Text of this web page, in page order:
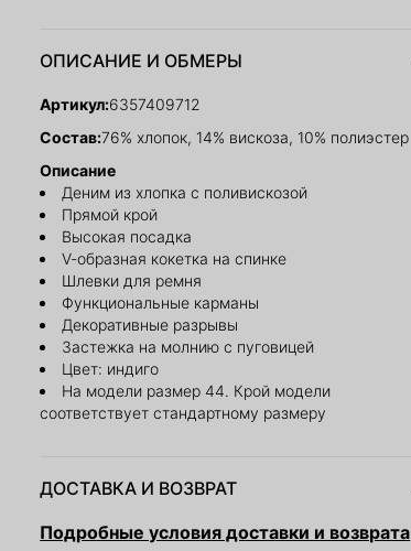
ОПИСАНИЕ И ОБМЕРЫ
Артикул:6357409712
Состав:76% хлопок, 14% вискоза, 10% полиэстер
Описание
Деним из хлопка с поливискозой
Прямой крой
Высокая посадка
V-образная кокетка на спинке
Шлевки для ремня
Функциональные карманы
Декоративные разрывы
Застежка на молнию с пуговицей
Цвет: индиго
На модели размер 44. Крой модели
соответствует стандартному размеру
ДОСТАВКА И ВОЗВРАТ
Подробные условия доставки и возврата